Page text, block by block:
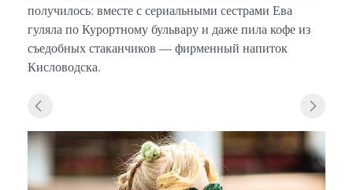
получилось: вместе с сериальными сестрами Ева
гуляла по Курортному бульвару и даже пила кофе из
съедобных стаканчиков — фирменный напиток
Кисловодска.